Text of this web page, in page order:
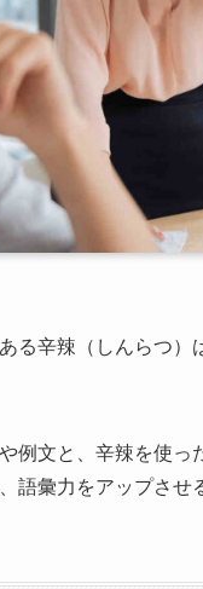
る辛辣（しんらつ）
例文と、辛辣を使
語彙力をアップさせ